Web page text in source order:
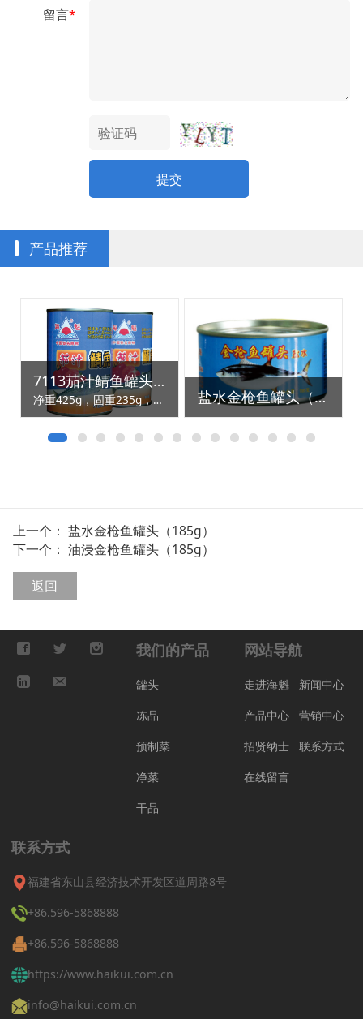
留言*
提交
产品推荐
7113茄汁鲭鱼罐头（425g）
净重425g，固重235g，24罐/箱 盐水金枪鱼罐头（185g）
上一个： 盐水金枪鱼罐头（185g）
下一个： 油浸金枪鱼罐头（185g）
返回
我们的产品
罐头
冻品
预制菜
净菜
干品
网站导航
走进海魁
新闻中心
产品中心
营销中心
招贤纳士
联系方式
在线留言
联系方式
福建省东山县经济技术开发区道周路8号
+86.596-5868888
+86.596-5868888
https://www.haikui.com.cn
info@haikui.com.cn